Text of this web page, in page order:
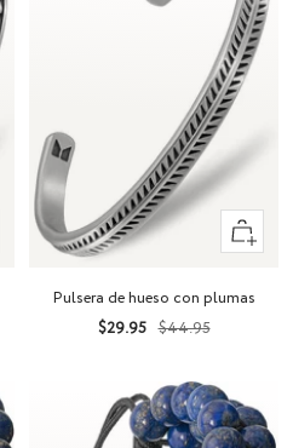
Vista
rápida
Pulsera de hueso con plumas
Precio
$29.95 Precio
$44.95